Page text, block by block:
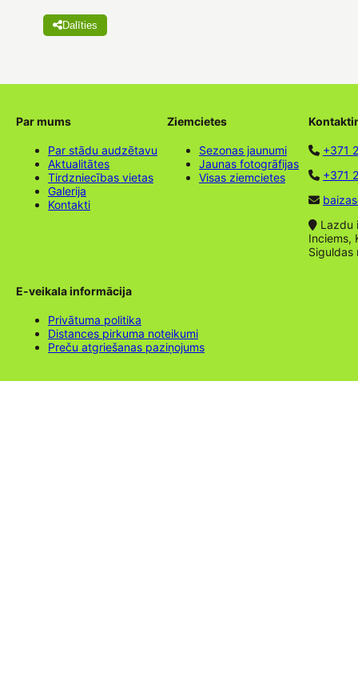
Dalīties
Par mums
Par stādu audzētavu
Aktualitātes
Tirdzniecības vietas
Galerija
Kontakti
Ziemcietes
Sezonas jaunumi
Jaunas fotogrāfijas
Visas ziemcietes
+371
+371
Lazdu
Inciems,
Siguldas
E-veikala informācija
Privātuma politika
Distances pirkuma noteikumi
Preču atgriešanas paziņojums